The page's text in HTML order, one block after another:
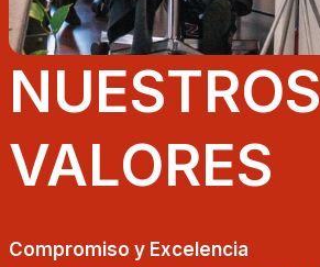
NUESTROS
VALORES
Compromiso y Excelencia